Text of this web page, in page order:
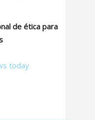
de ética para
today